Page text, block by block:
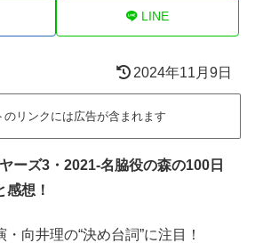
LINE
2024年11月9日
リンクには広告が含まれます
ーズ3・2021-名脇役の森の100日
感想！
向井理の“決め台詞”に注目！